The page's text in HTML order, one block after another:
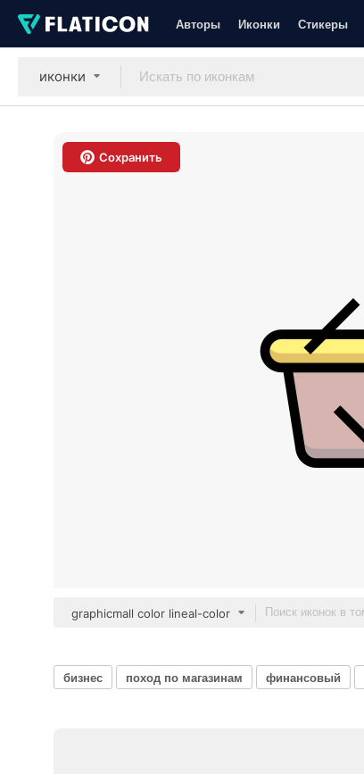
Авторы Иконки Стикеры
иконки
Сохранить
graphicmall color lineal-color
бизнес поход по магазинам финансовый